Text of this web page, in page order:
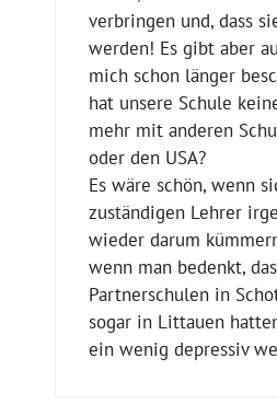
verbringen und, dass
werden! Es gibt aber
mich schon länger
hat unsere Schule
mehr mit anderen
oder den USA?
Es wäre schön, wenn
zuständigen Lehrer
wieder darum
wenn man bedenkt,
Partnerschulen in
sogar in Littauen
ein wenig depressiv